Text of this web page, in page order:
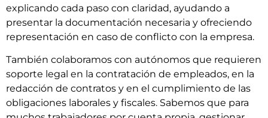
explicando cada paso con claridad, ayudando a
presentar la documentación necesaria y ofreciendo
representación en caso de conflicto con la empresa.
También colaboramos con autónomos que requieren
soporte legal en la contratación de empleados, en la
redacción de contratos y en el cumplimiento de las
obligaciones laborales y fiscales. Sabemos que para